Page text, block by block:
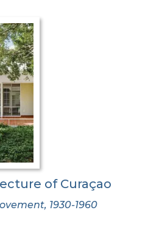
of Curaçao
1930-1960